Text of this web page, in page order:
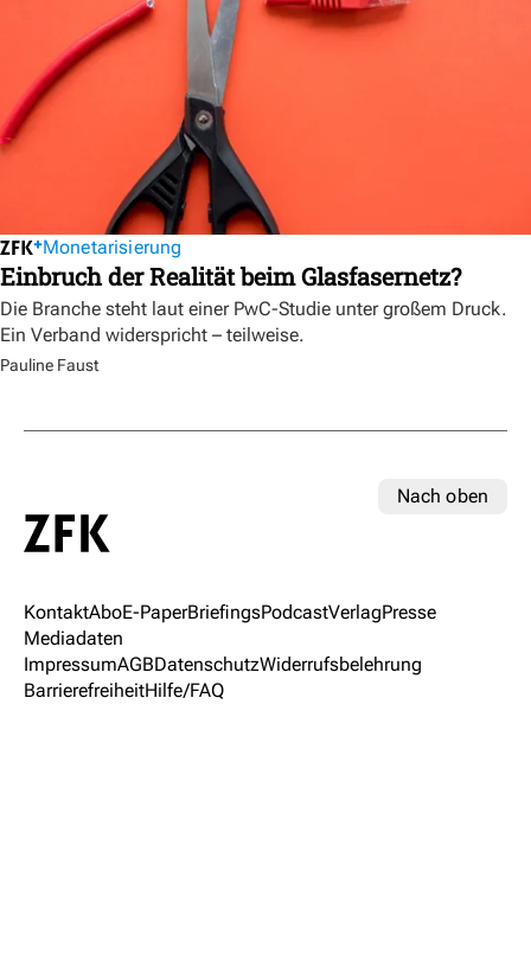
Monetarisierung
Einbruch der Realität beim Glasfasernetz?
Die Branche steht laut einer PwC-Studie unter großem Druck.
Ein Verband widerspricht – teilweise.
Pauline Faust
Nach oben
KontaktAboE-PaperBriefingsPodcastVerlagPresse
Mediadaten
ImpressumAGBDatenschutzWiderrufsbelehrung
BarrierefreiheitHilfe/FAQ